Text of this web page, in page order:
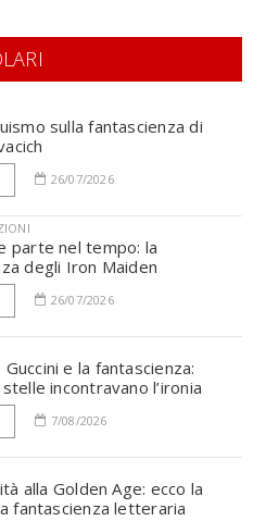
sulla fantascienza di
26/07/2026
parte nel tempo: la
degli Iron Maiden
26/07/2026
Guccini e la fantascienza:
incontravano l’ironia
7/08/2026
alla Golden Age: ecco la
fantascienza letteraria